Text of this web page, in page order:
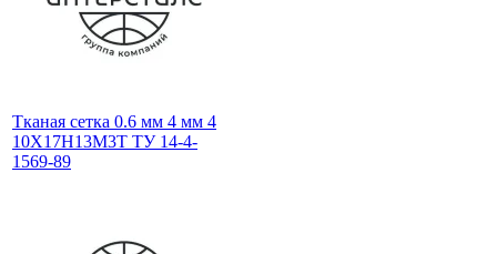
Тканая сетка 0.6 мм 4 мм 4
10Х17Н13М3Т ТУ 14-4-
1569-89